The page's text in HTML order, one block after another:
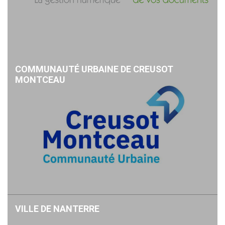
COMMUNAUTÉ URBAINE DE CREUSOT
MONTCEAU
VILLE DE NANTERRE